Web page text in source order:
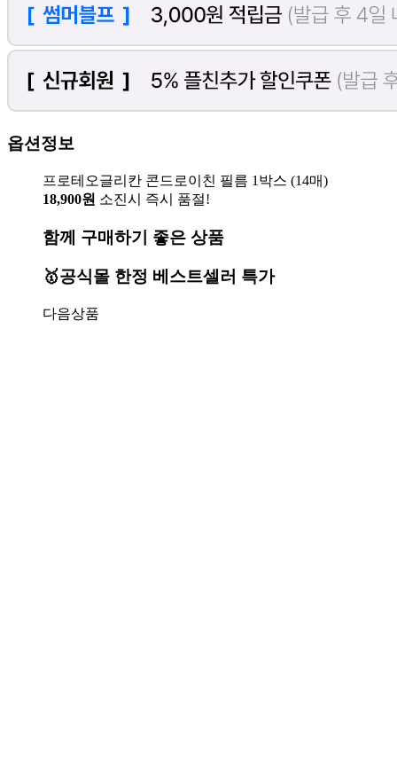
옵션정보
프로테오글리칸 콘드로이친 필름 1박스 (14매)
18,900원 소진시 즉시 품절!
함께 구매하기 좋은 상품
🥇공식몰 한정 베스트셀러 특가
다음상품